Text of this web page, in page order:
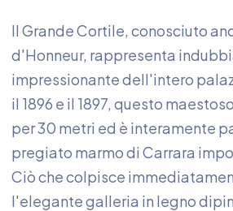
Il Grande Cortile, conosciuto
d'Honneur, rappresenta
impressionante dell'intero
il 1896 e il 1897, questo
per 30 metri ed è interamente
pregiato marmo di Carrara
Ciò che colpisce
l'elegante galleria in legno